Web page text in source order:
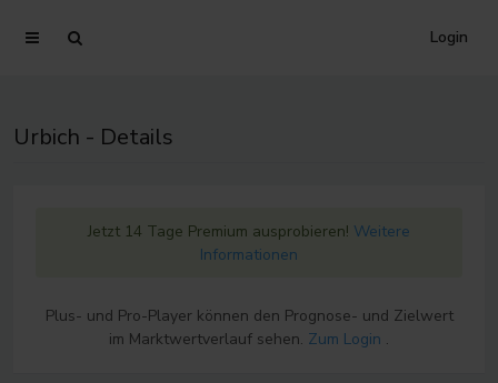
Login
Urbich - Details
Jetzt 14 Tage Premium ausprobieren! Weitere
Informationen
Plus- und Pro-Player können den Prognose- und Zielwert
im Marktwertverlauf sehen. Zum Login .